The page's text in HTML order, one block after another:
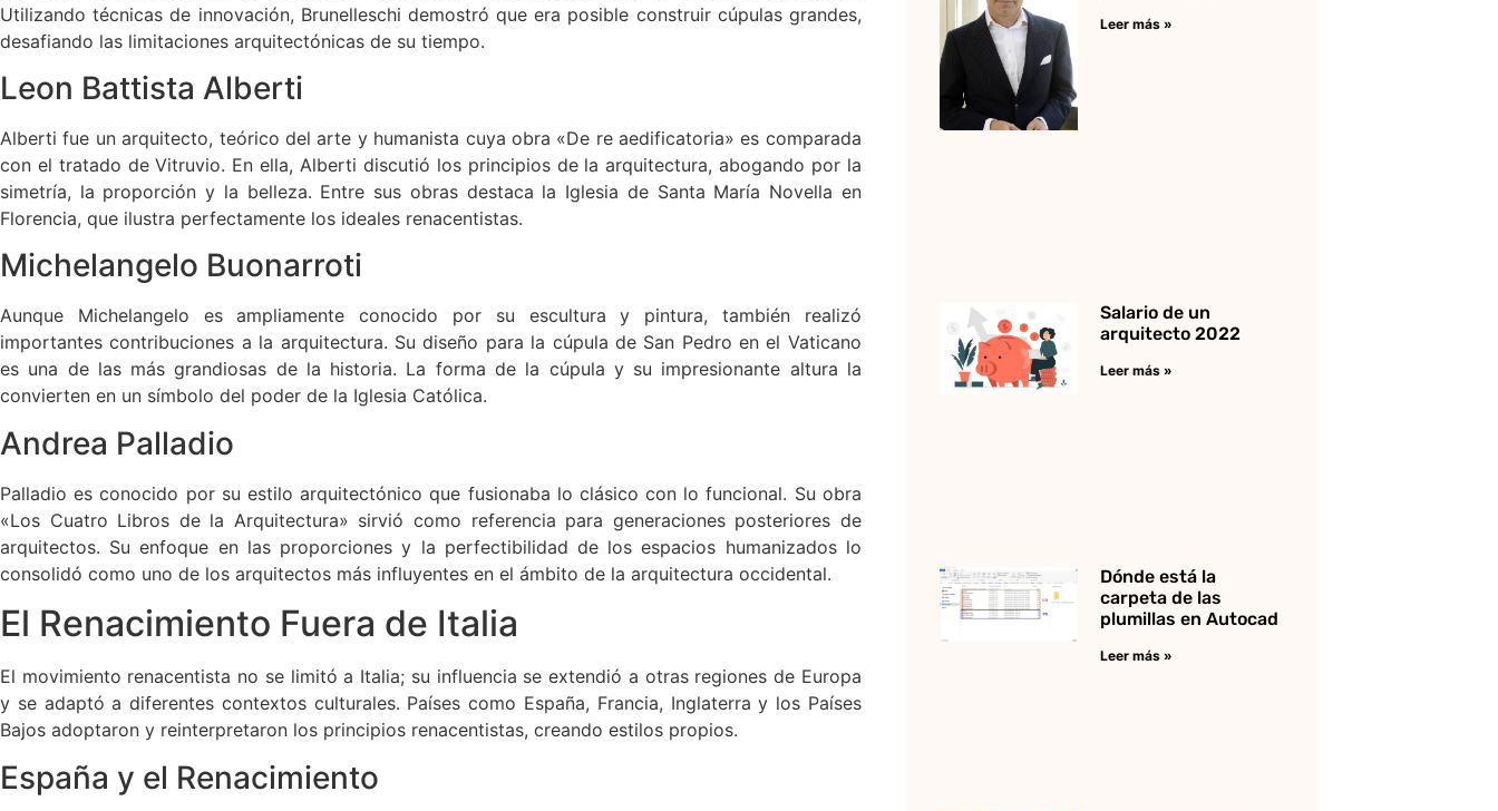
Utilizando técnicas de innovación, Brunelleschi demostró que era posible construir cúpulas grandes,
desafiando las limitaciones arquitectónicas de su tiempo.
Leon Battista Alberti
Alberti fue un arquitecto, teórico del arte y humanista cuya obra «De re aedificatoria» es comparada
con el tratado de Vitruvio. En ella, Alberti discutió los principios de la arquitectura, abogando por la
simetría, la proporción y la belleza. Entre sus obras destaca la Iglesia de Santa María Novella en
Florencia, que ilustra perfectamente los ideales renacentistas.
Michelangelo Buonarroti
Aunque Michelangelo es ampliamente conocido por su escultura y pintura, también realizó
importantes contribuciones a la arquitectura. Su diseño para la cúpula de San Pedro en el Vaticano
es una de las más grandiosas de la historia. La forma de la cúpula y su impresionante altura la
convierten en un símbolo del poder de la Iglesia Católica.
Andrea Palladio
Palladio es conocido por su estilo arquitectónico que fusionaba lo clásico con lo funcional. Su obra
«Los Cuatro Libros de la Arquitectura» sirvió como referencia para generaciones posteriores de
arquitectos. Su enfoque en las proporciones y la perfectibilidad de los espacios humanizados lo
consolidó como uno de los arquitectos más influyentes en el ámbito de la arquitectura occidental.
El Renacimiento Fuera de Italia
El movimiento renacentista no se limitó a Italia; su influencia se extendió a otras regiones de Europa
y se adaptó a diferentes contextos culturales. Países como España, Francia, Inglaterra y los Países
Bajos adoptaron y reinterpretaron los principios renacentistas, creando estilos propios.
España y el Renacimiento
Leer más »
Salario de un
arquitecto 2022
Leer más »
Dónde está la
carpeta de las
plumillas en Autocad
Leer más »